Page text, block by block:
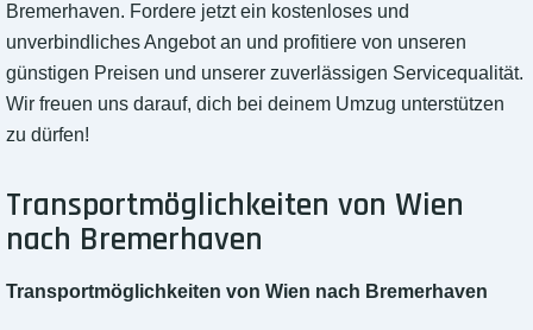
Bremerhaven. Fordere jetzt ein kostenloses und
unverbindliches Angebot an und profitiere von unseren
günstigen Preisen und unserer zuverlässigen Servicequalität.
Wir freuen uns darauf, dich bei deinem Umzug unterstützen
zu dürfen!
Transportmöglichkeiten von Wien
nach Bremerhaven
Transportmöglichkeiten von Wien nach Bremerhaven